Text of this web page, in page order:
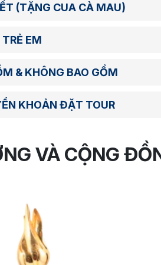
(TẶNG CUA CÀ MAU)
EM
& KHÔNG BAO GỒM
KHOẢN ĐẶT TOUR
VÀ CỘNG